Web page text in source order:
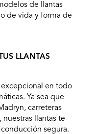
de llantas
de vida y forma de
LLANTAS
excepcional en todo
Ya sea que
carreteras
llantas te
segura.